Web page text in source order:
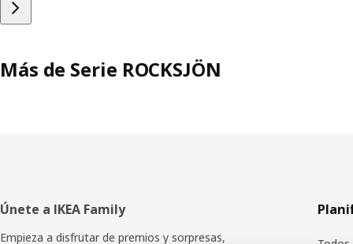
Más de Serie ROCKSJÖN
Pie
de
Únete a IKEA Family
Empieza a disfrutar de premios y sorpresas,